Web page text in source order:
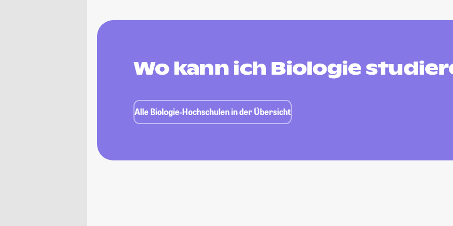
Wo kann ich Biologie
Alle Biologie-Hochschulen in der Übersicht